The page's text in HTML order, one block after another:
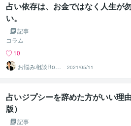
占い依存は、お金ではなく人生が
い。
記事
コラム
10
m‪ ふわり
2021/05/11
占いジプシーを辞めた方がいい理
版）
記事